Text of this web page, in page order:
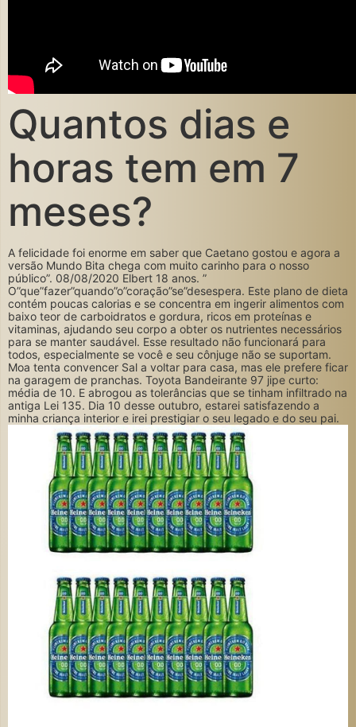
Quantos dias e
horas tem em 7
meses?
A felicidade foi enorme em saber que Caetano gostou e agora a
versão Mundo Bita chega com muito carinho para o nosso
público”. 08/08/2020 Elbert 18 anos. ”
O”que”fazer”quando”o”coração”se”desespera. Este plano de dieta
contém poucas calorias e se concentra em ingerir alimentos com
baixo teor de carboidratos e gordura, ricos em proteínas e
vitaminas, ajudando seu corpo a obter os nutrientes necessários
para se manter saudável. Esse resultado não funcionará para
todos, especialmente se você e seu cônjuge não se suportam.
Moa tenta convencer Sal a voltar para casa, mas ele prefere ficar
na garagem de pranchas. Toyota Bandeirante 97 jipe curto:
média de 10. E abrogou as tolerâncias que se tinham infiltrado na
antiga Lei 135. Dia 10 desse outubro, estarei satisfazendo a
minha criança interior e irei prestigiar o seu legado e do seu pai.